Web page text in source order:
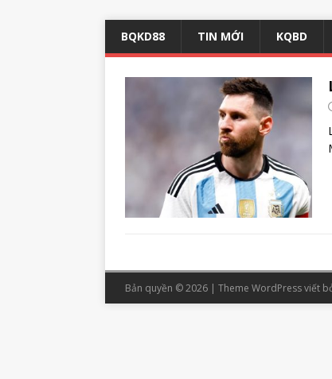
BQKD88 TIN MỚI KQBD
Bản quyền © 2026 | Theme WordPress viết